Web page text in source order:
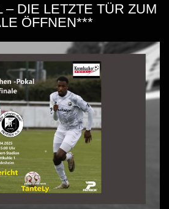
– DIE LETZTE TÜR ZUM
ÖFFNEN***